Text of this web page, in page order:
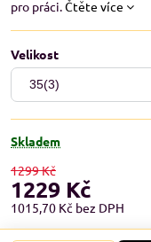
pro práci.Čtěte více
Velikost
Skladem
1299 Kč
1229 Kč
1015,70 Kč bez DPH